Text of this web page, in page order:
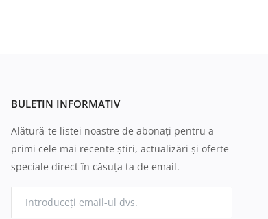
BULETIN INFORMATIV
Alătură-te listei noastre de abonați pentru a
primi cele mai recente știri, actualizări și oferte
speciale direct în căsuța ta de email.